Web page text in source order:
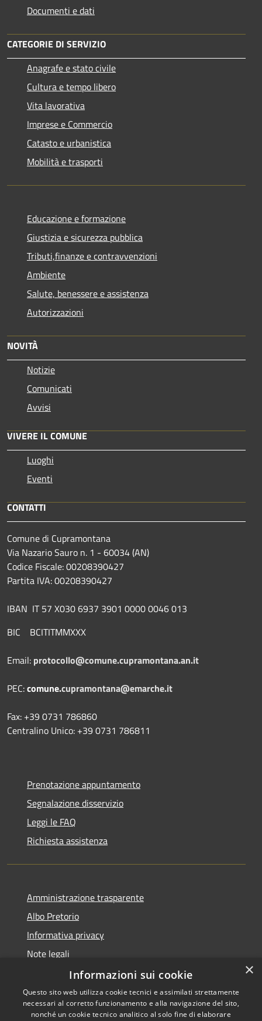
Documenti e dati
CATEGORIE DI SERVIZIO
Anagrafe e stato civile
Cultura e tempo libero
Vita lavorativa
Imprese e Commercio
Catasto e urbanistica
Mobilità e trasporti
Educazione e formazione
Giustizia e sicurezza pubblica
Tributi,finanze e contravvenzioni
Ambiente
Salute, benessere e assistenza
Autorizzazioni
NOVITÀ
Notizie
Comunicati
Avvisi
VIVERE IL COMUNE
Luoghi
Eventi
CONTATTI
Comune di Cupramontana
Via Nazario Sauro n. 1 - 60034 (AN)
Codice Fiscale: 00208390427
Partita IVA: 00208390427
IBAN IT 57 X030 6937 3901 0000 0046 013
BIC BCITITMMXXX
Email: protocollo@comune.cupramontana.an.it
PEC:comune.cupramontana@emarche.it
Fax: +39 0731 786860
Centralino Unico: +39 0731 786811
Prenotazione appuntamento
Segnalazione disservizio
Leggi le FAQ
Richiesta assistenza
Amministrazione trasparente
Albo Pretorio
Informativa privacy
Note legali
Dichiarazione di accessibilità
×
Informazioni sui cookie
Questo sito web utilizza cookie tecnici e assimilati strettamente
necessari al corretto funzionamento e alla navigazione del sito,
nonché un cookie tecnico analitico al solo fine di elaborare